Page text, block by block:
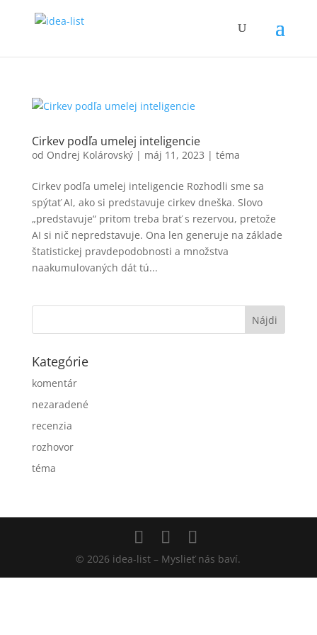
Cirkev podľa umelej inteligencie
od Ondrej Kolárovský| máj 11, 2023 | téma
Cirkev podľa umelej inteligencie Rozhodli sme sa
spýtať AI, ako si predstavuje cirkev dneška. Slovo
„predstavuje“ pritom treba brať s rezervou, pretože
AI si nič nepredstavuje. Ona len generuje na základe
štatistickej pravdepodobnosti a množstva
naakumulovaných dát tú...
Kategórie
komentár
nezaradené
recenzia
rozhovor
téma
© 2026 idea-list – Myslieť nás baví.